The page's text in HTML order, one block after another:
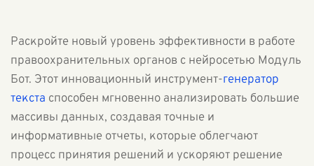
Раскройте новый уровень эффективности в работе
правоохранительных органов с нейросетью Модуль
Бот. Этот инновационный инструмент-генератор
текста способен мгновенно анализировать большие
массивы данных, создавая точные и
информативные отчеты, которые облегчают
процесс принятия решений и ускоряют решение